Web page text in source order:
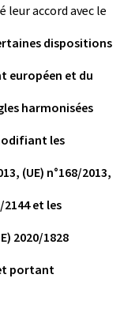
leur accord avec le
dispositions
européen et du
harmonisées
les
(UE) n°168/2013,
2144 et les
2020/1828
portant